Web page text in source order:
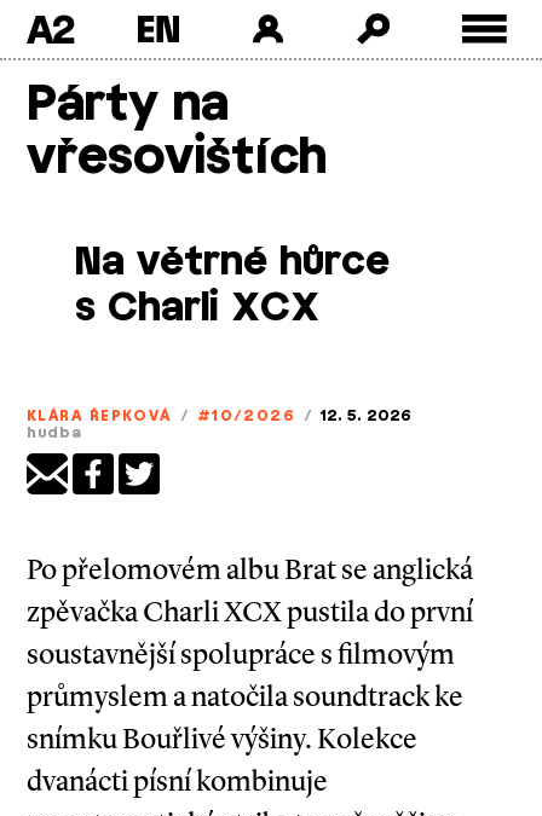
A2
Párty na
vřesovištích
Na větrné hůrce
s Charli XCX
KLÁRA ŘEPKOVÁ / #10/2026 / 12. 5. 2026
hudba
Po přelomovém albu Brat se anglická
zpěvačka Charli XCX pustila do první
soustavnější spolupráce s filmovým
průmyslem a natočila soundtrack ke
snímku Bouřlivé výšiny. Kolekce
dvanácti písní kombinuje